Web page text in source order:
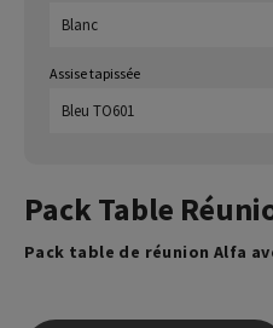
Assise tapissée
Pack Table
Pack table de réunion Alfa